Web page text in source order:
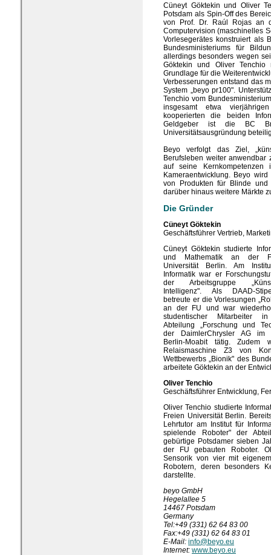
Cüneyt Göktekin und Oliver
Potsdam als Spin-Off des
von Prof. Dr. Raúl Rojas an
Computervision (maschinelles
Vorlesegerätes konstruiert als
Bundesministeriums für
allerdings besonders wegen
Göktekin und Oliver Tenchio
Grundlage für die
Verbesserungen entstand das
System „beyo pr100".
Tenchio vom
insgesamt etwa
kooperierten die beiden
Geldgeber ist die BC
Universitätsausgründung
Beyo verfolgt das Ziel,
Berufsleben weiter
auf seine
Kameraentwicklung. Beyo
von Produkten für Blinde und
darüber hinaus weitere Märkte
Die Gründer
Cüneyt Göktekin
Geschäftsführer Vertrieb,
Cüneyt Göktekin studierte
und Mathematik an der
Universität Berlin. Am
Informatik war er
der Arbeitsgruppe
Intelligenz". Als DAAD-
betreute er die Vorlesungen
an der FU und war
studentischer Mitarbeiter
Abteilung „Forschung und
der DaimlerChrysler AG im
Berlin-Moabit tätig.
Relaismaschine Z3 von
Wettbewerbs „Bionik" des
arbeitete Göktekin an der
Oliver Tenchio
Geschäftsführer Entwicklung,
Oliver Tenchio studierte
Freien Universität Berlin.
Lehrtutor am Institut für
spielende Roboter" der
gebürtige Potsdamer sieben
der FU gebauten Roboter.
Sensorik von vier mit
Robotern, deren besonders
darstellte.
beyo GmbH
Hegelallee 5
14467 Potsdam
Germany
Tel:+49 (331) 62 64 83 00
Fax:+49 (331) 62 64 83 01
E-Mail: info@beyo.eu
Internet: www.beyo.eu